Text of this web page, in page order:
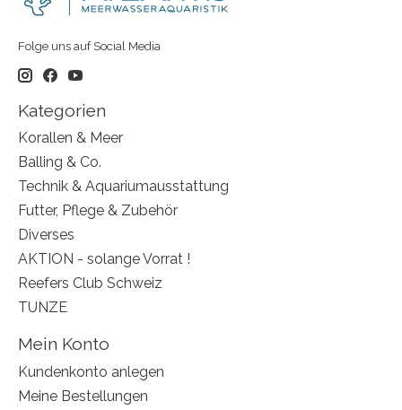
Folge uns auf Social Media
Kategorien
Korallen & Meer
Balling & Co.
Technik & Aquariumausstattung
Futter, Pflege & Zubehör
Diverses
AKTION - solange Vorrat !
Reefers Club Schweiz
TUNZE
Mein Konto
Kundenkonto anlegen
Meine Bestellungen